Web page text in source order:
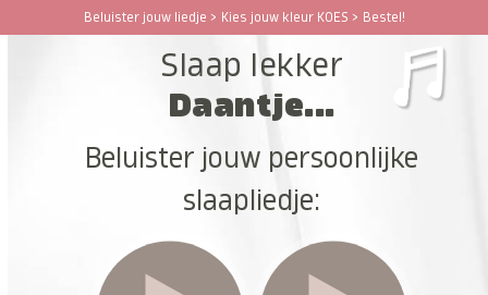
Beluister jouw liedje > Kies jouw kleur KOES > Bestel!
Open
Close
Slaap lekker
Daantje...
Beluister jouw persoonlijke
slaapliedje: